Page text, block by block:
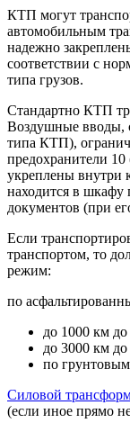
КТП могут
автомобильным
надежно
соответствии с
типа грузов.
Стандартно КТП
Воздушные вводы,
типа КТП),
предохранители
укреплены внутри
находится в шкафу
документов (при
Если
транспортом, то
режим:
по
до 1000 км
до 3000 км
по
Силовой
(если иное прямо